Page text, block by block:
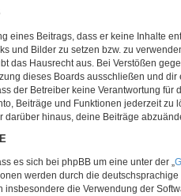
eines Beitrags, dass er keine Inhalte
und Bilder zu setzen bzw. zu
das Hausrecht aus. Bei Verstößen
dieses Boards ausschließen und dir
der Betreiber keine Verantwortung
Beiträge und Funktionen jederzeit zu
darüber hinaus, deine Beiträge
es sich bei phpBB um eine unter der „
werden durch die
insbesondere die Verwendung der